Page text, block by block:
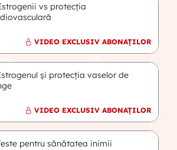
vs protecția
VIDEO EXCLUSIV ABONAȚILOR
și protecția vaselor de
VIDEO EXCLUSIV ABONAȚILOR
pentru sănătatea inimii